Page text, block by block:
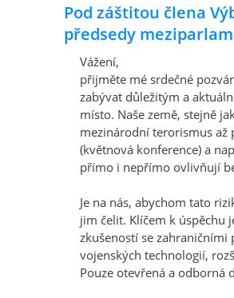
Pod záštitou člena
předsedy
Vážení,
přijměte mé srdečné
zabývat důležitým a
místo. Naše země, stejně
mezinárodní terorismus
(květnová konference) a
přímo i nepřímo ovlivňují
Je na nás, abychom tato
jim čelit. Klíčem k úspěchu
zkušeností se
vojenských technologií,
Pouze otevřená a odborná